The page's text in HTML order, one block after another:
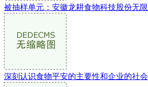
被抽样单元：安徽龙耕食物科技股份无限
深刻认识食物平安的主要性和企业的社会